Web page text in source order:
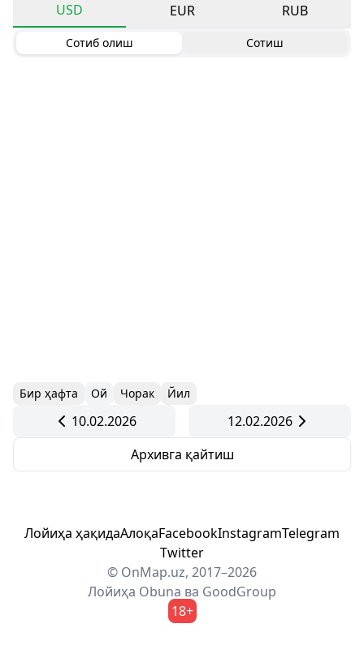
USD
EUR RUB
Сотиб олиш Сотиш
Бир ҳафта Ой Чорак Йил
10.02.2026
12.02.2026
Архивга қайтиш
Лойиҳа ҳақидаАлоқаFacebookInstagramTelegram
Twitter
© OnMap.uz, 2017–2026
Лойиҳа Obuna ва GoodGroup
18+